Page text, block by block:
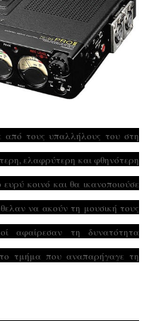
από τους υπαλλήλους του στη
ελαφρύτερη και φθηνότερη
κοινό και θα ικανοποιούσε
να ακούν τη μουσική τους
αφαίρεσαν τη δυνατότητα
τμήμα που αναπαρήγαγε τη